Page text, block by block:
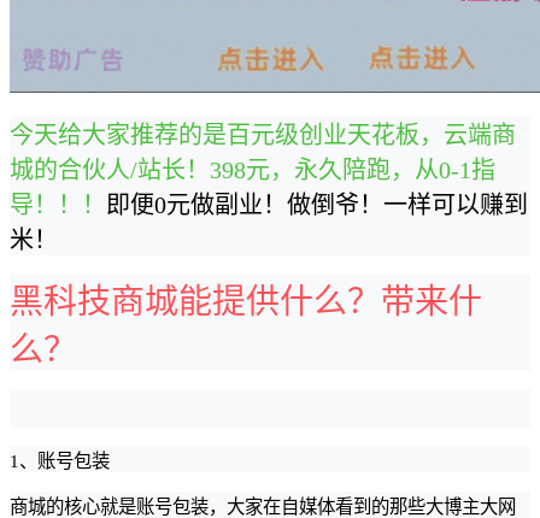
今天给大家推荐的是百元级创业天花板，云端商
城的合伙人/站长！398元，永久陪跑，从0-1指
导！！
！ 即便0元做副业！做倒爷！一样可以赚到
米！
黑科技商城能提供什么？带来什
么？
1、账号包装
商城的核心就是账号包装，大家在自媒体看到的那些大博主大网